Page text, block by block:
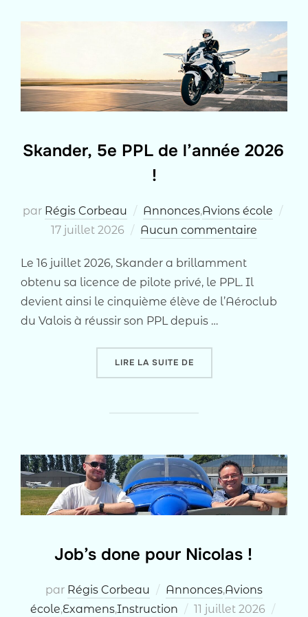
Skander, 5e PPL de l’année 2026
!
par Régis Corbeau Annonces,Avions école
17 juillet 2026 Aucun commentaire
Le 16 juillet 2026, Skander a brillamment
obtenu sa licence de pilote privé, le PPL. Il
devient ainsi le cinquième élève de l’Aéroclub
du Valois à réussir son PPL depuis …
LIRE LA SUITE DE« SKANDER, 5E PPL DE
Job’s done pour Nicolas !
par Régis Corbeau Annonces,Avions
école,Examens,Instruction
Publié
11 juillet 2026